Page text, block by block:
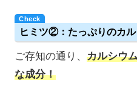
ヒミツ②：たっぷりのカル
ご存知の通り、 カルシウ
な成分！